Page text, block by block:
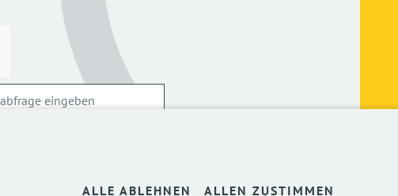
ALLE ABLEHNEN ALLEN ZUSTIMMEN
personenbezogenen Daten kann ich mich